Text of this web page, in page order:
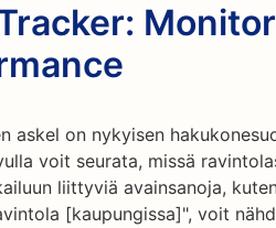
askel on nykyisen
voit seurata, missä
liittyviä avainsanoja,
[kaupungissa]", voit